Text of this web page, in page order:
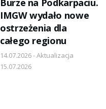
Burze na Podkarpaciu.
IMGW wydało nowe
ostrzeżenia dla
całego regionu
14.07.2026 - Aktualizacja
15.07.2026